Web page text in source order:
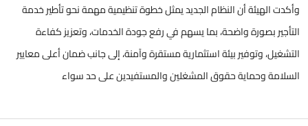
وأكدت الهيئة أن النظام الجديد يمثل خطوة تنظيمية مهمة نحو تأطير خدمة
التأجير بصورة واضحة، بما يسهم في رفع جودة الخدمات، وتعزيز كفاءة
التشغيل، وتوفير بيئة استثمارية مستقرة وآمنة، إلى جانب ضمان أعلى معايير
السلامة وحماية حقوق المشغلين والمستفيدين على حد سواء